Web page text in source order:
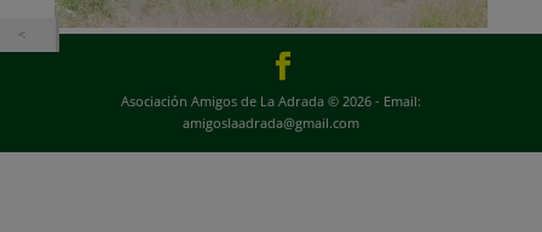
Asociación Amigos de La Adrada © 2026 - Email:
amigoslaadrada@gmail.com